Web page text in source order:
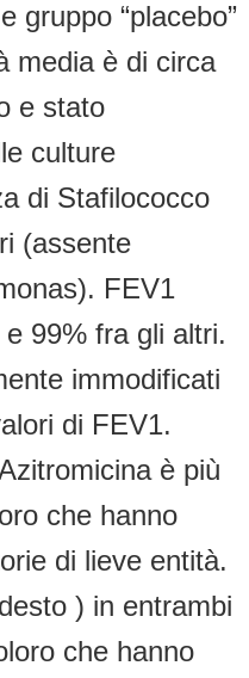
gruppo “placebo”
media è di circa
e stato
culture
di Stafilococco
(assente
FEV1
99% fra gli altri.
immodificati
di FEV1.
è più
che hanno
di lieve entità.
) in entrambi
che hanno